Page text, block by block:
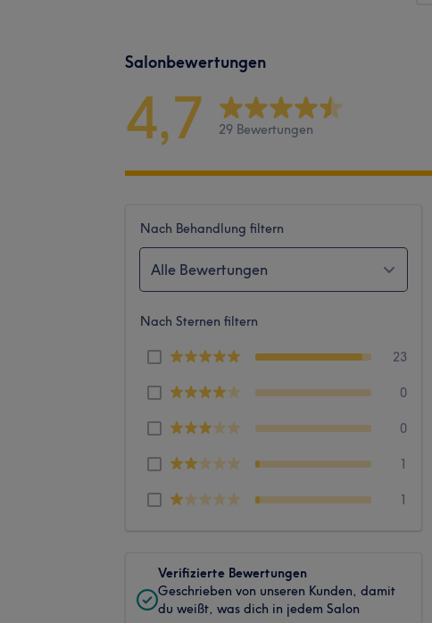
Salonbewertungen
4,7 29 Bewertungen
Nach Behandlung filtern
Alle Bewertungen
Nach Sternen filtern
23
0
0
1
1
Verifizierte Bewertungen
Geschrieben von unseren Kunden, damit
du weißt, was dich in jedem Salon